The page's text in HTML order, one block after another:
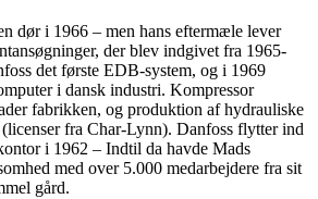
dør i 1966 – men hans eftermæle lever
der blev indgivet fra 1965-
det første EDB-system, og i 1969
i dansk industri. Kompressor
fabrikken, og produktion af hydrauliske
fra Char-Lynn). Danfoss flytter ind
i 1962 – Indtil da havde Mads
med over 5.000 medarbejdere fra sit
gård.